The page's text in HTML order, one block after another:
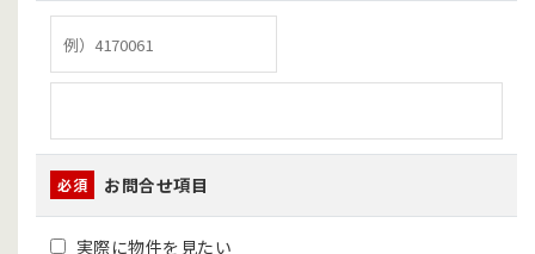
必須 お問合せ項目
実際に物件を見たい